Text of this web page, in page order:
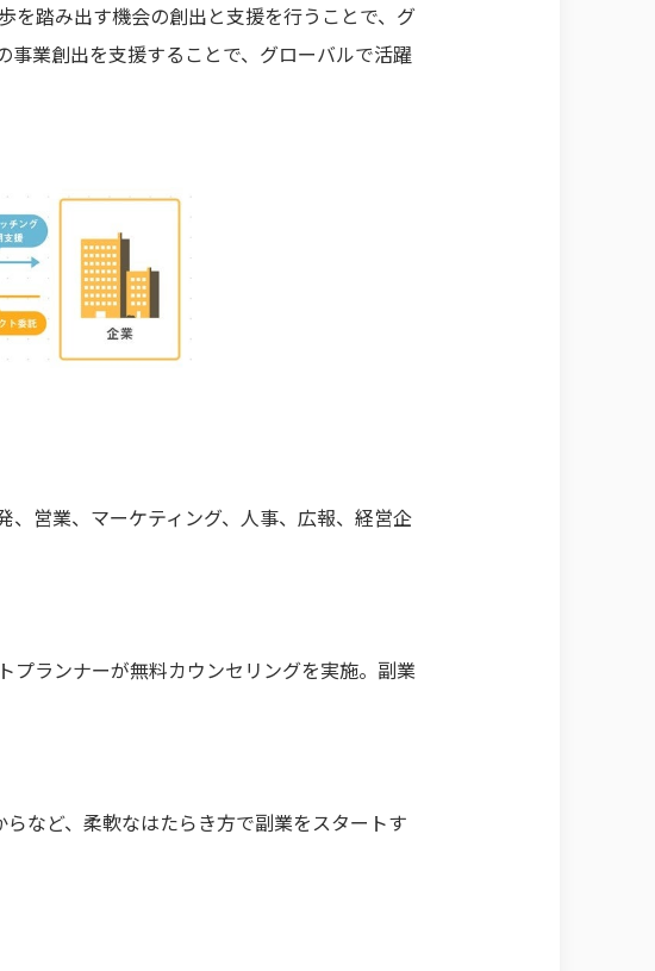
を踏み出す機会の創出と支援を行うことで、グ
業創出を支援することで、グローバルで活躍
、営業、マーケティング、人事、広報、経営企
プランナーが無料カウンセリングを実施。副業
など、柔軟なはたらき方で副業をスタートす